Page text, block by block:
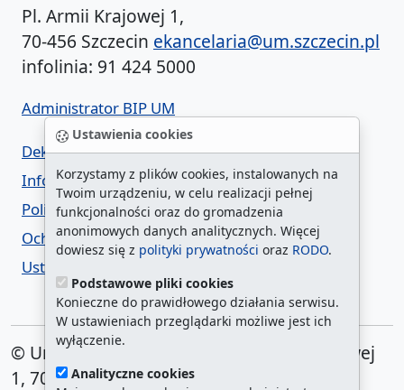
Ustawienia cookies
Korzystamy z plików cookies, instalowanych na
Twoim urządzeniu, w celu realizacji pełnej
funkcjonalności oraz do gromadzenia
anonimowych danych analitycznych. Więcej
dowiesz się z polityki prywatności oraz RODO.
Podstawowe pliki cookies
Konieczne do prawidłowego działania serwisu.
W ustawieniach przeglądarki możliwe jest ich
wyłączenie.
Analityczne cookies
Pl. Armii Krajowej 1,
70-456 Szczecin ekancelaria@um.szczecin.pl
infolinia: 91 424 5000
Administrator BIP UM
Deklaracja dostępności
Informacja o urzędzie w ETR
Polityka prywatności
Ochrona danych osobowych
Ustawienia cookies
© Urząd Miasta Szczecin. Plac Armii Krajowej
1, 70-456 Szczecin